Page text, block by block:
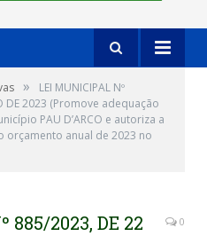
»
LEI MUNICIPAL Nº
DE 2023 (Promove adequação
PAU D’ARCO e autoriza a
orçamento anual de 2023 no
885/2023, DE 22
0